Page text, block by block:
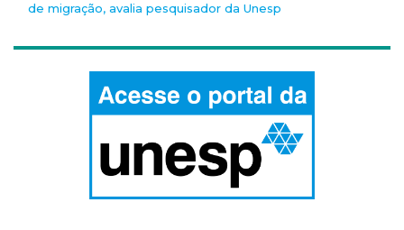
de migração, avalia pesquisador da Unesp